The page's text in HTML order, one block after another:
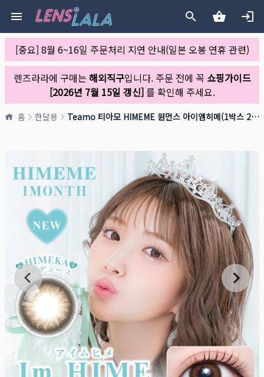
[중요] 8월 6~16일 주문처리 지연 안내(일본 오봉 연휴 관련)
렌즈라라에 구매는 해외직구입니다. 주문 전에 꼭 쇼핑가이드
[2026년 7월 15일 갱신]를 확인해 주세요.
홈 한달용 Teamo 티아모 HIMEME 원먼스 아이엠히메(1박스 2개들이)